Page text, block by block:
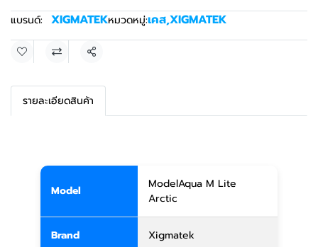
แบรนด์:
XIGMATEKหมวดหมู่:เคส,XIGMATEK
แชร์
รายละเอียดสินค้า
Model
ModelAqua M Lite
Arctic
Brand Xigmatek